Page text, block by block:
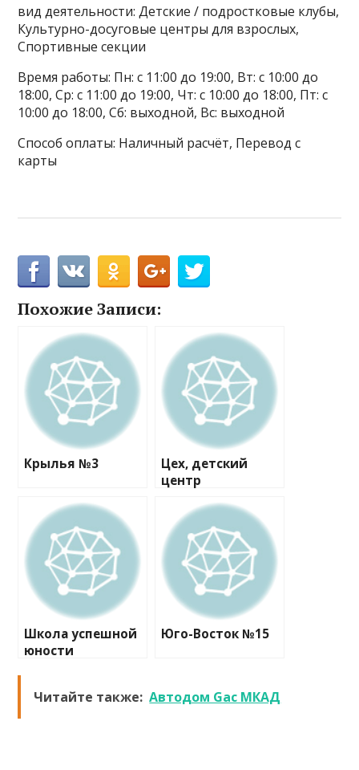
вид деятельности: Детские / подростковые клубы,
Культурно-досуговые центры для взрослых,
Спортивные секции
Время работы: Пн: с 11:00 до 19:00, Вт: с 10:00 до
18:00, Ср: с 11:00 до 19:00, Чт: с 10:00 до 18:00, Пт: с
10:00 до 18:00, Сб: выходной, Вс: выходной
Способ оплаты: Наличный расчёт, Перевод с
карты
Похожие Записи:
Крылья №3
Цех, детский
центр
Школа успешной
юности
Юго-Восток №15
Читайте также: Автодом Gac МКАД